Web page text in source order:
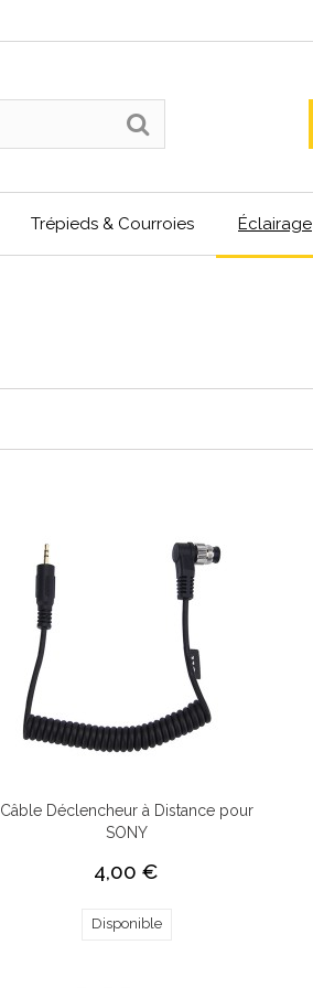
Trépieds & Courroies Éclairage
Câble Déclencheur à Distance pour
SONY
4,00 €
Disponible